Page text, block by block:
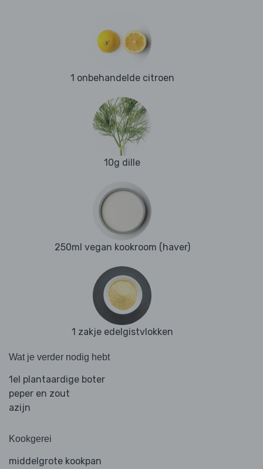
1 onbehandelde citroen
10g dille
250ml vegan kookroom (haver)
1 zakje edelgistvlokken
Wat je verder nodig hebt
1el plantaardige boter
peper en zout
azijn
Kookgerei
middelgrote kookpan